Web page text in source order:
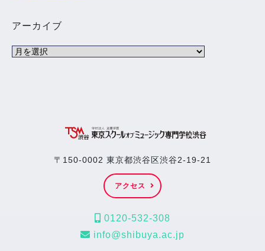
アーカイブ
〒150-0002 東京都渋谷区渋谷2-19-21
アクセス
0120-532-308
info@shibuya.ac.jp